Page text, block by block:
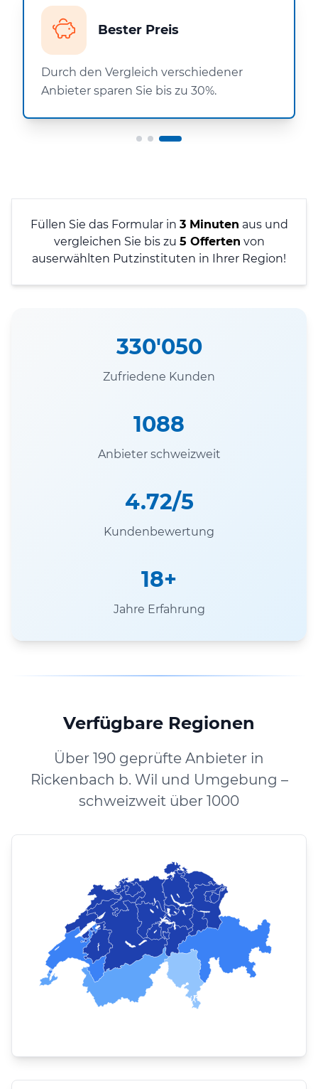
Bester Preis
Durch den Vergleich verschiedener
Anbieter sparen Sie bis zu 30%.
Füllen Sie das Formular in 3 Minuten aus und
vergleichen Sie bis zu 5 Offerten von
auserwählten Putzinstituten in Ihrer Region!
330'050
Zufriedene Kunden
1088
Anbieter schweizweit
4.72/5
Kundenbewertung
18+
Jahre Erfahrung
Verfügbare Regionen
Über 190 geprüfte Anbieter in
Rickenbach b. Wil und Umgebung –
schweizweit über 1000